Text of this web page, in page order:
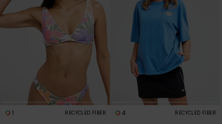
1 RECYCLED FIBER 4 RECYCLED FIBER